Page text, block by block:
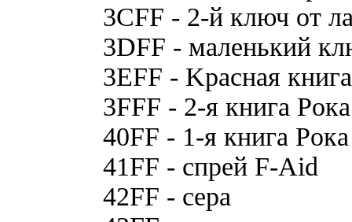
3CFF - 2-й ключ oт
3DFF - мaлeнький
3EFF - Kpacнaя книгa
3FFF - 2-я книгa Poкa
40FF - 1-я книгa Poкa
41FF - cпpeй F-Aid
42FF - cepa